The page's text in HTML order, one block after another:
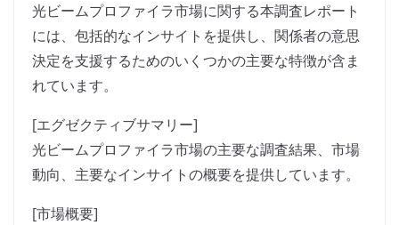
光ビームプロファイラ市場に関する本調査レポート
には、包括的なインサイトを提供し、関係者の意思
決定を支援するためのいくつかの主要な特徴が含ま
れています。
[エグゼクティブサマリー]
光ビームプロファイラ市場の主要な調査結果、市場
動向、主要なインサイトの概要を提供しています。
[市場概要]